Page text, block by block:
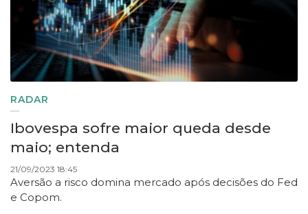
RADAR
Ibovespa sofre maior queda desde
maio; entenda
21/09/2023 18:45
Aversão a risco domina mercado após decisões do Fed
e Copom.